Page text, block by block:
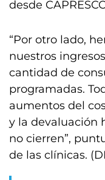
desde
“Por otro lado,
nuestros
cantidad de
programadas.
aumentos del
y la devaluación
no cierren”,
de las clínicas.